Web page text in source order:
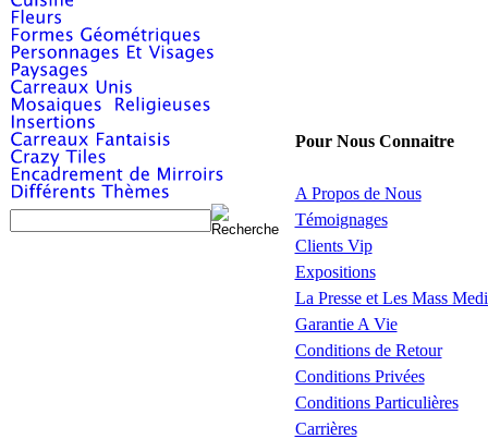
Pour Nous Connaitre
A Propos de Nous
Témoignages
Clients Vip
Expositions
La Presse et Les Mass
Garantie A Vie
Conditions de Retour
Conditions Privées
Conditions Particulières
Carrières